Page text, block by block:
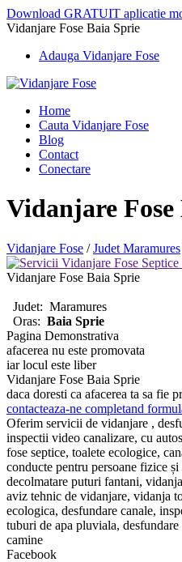
Download GRATUIT aplicatie
Vidanjare Fose Baia Sprie
Adauga Vidanjare Fose
Home
Cauta Vidanjare Fose
Blog
Contact
Conectare
Vidanjare
Vidanjare Fose /Judet Maramures
Vidanjare Fose Baia Sprie
Judet: Maramures
Oras: Baia Sprie
Pagina Demonstrativa
afacerea nu este promovata
iar locul este liber
Vidanjare Fose Baia Sprie
daca doresti ca afacerea ta sa fie
contacteaza-ne completand
Oferim servicii de vidanjare ,
inspectii video canalizare, cu
fose septice, toalete ecologice,
conducte pentru persoane fizice
decolmatare puturi fantani,
aviz tehnic de vidanjare, vidanja
ecologica, desfundare canale,
tuburi de apa pluviala,
camine
Facebook